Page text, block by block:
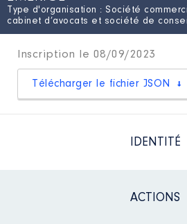
Type d'organisation : Société
cabinet d’avocats et société de
Inscription le 08/09/2023
Télécharger le fichier JSON
IDENTITÉ
ACTIONS